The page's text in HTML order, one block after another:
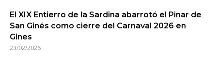
El XIX Entierro de la Sardina abarrotó el Pinar de
San Ginés como cierre del Carnaval 2026 en
Gines
23/02/2026